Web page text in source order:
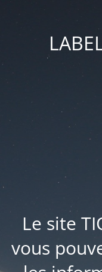
Le site
vous